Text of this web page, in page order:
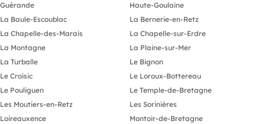
Guérande
Haute-Goulaine
La Baule-Escoublac
La Bernerie-en-Retz
La Chapelle-des-Marais
La Chapelle-sur-Erdre
La Montagne
La Plaine-sur-Mer
La Turballe
Le Bignon
Le Croisic
Le Loroux-Bottereau
Le Pouliguen
Le Temple-de-Bretagne
Les Moutiers-en-Retz
Les Sorinières
Loireauxence
Montoir-de-Bretagne